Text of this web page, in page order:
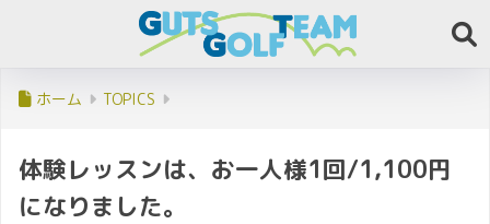
ホーム TOPICS
体験レッスンは、お一人様1回/1,100円
になりました。